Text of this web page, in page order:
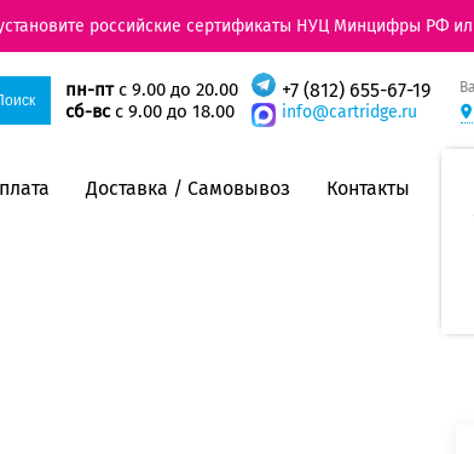
российские сертификаты НУЦ Минцифры РФ
пн-птс 9.00 до 20.00
сб-всс 9.00 до 18.00
+7 (812) 655-67-19
info@cartridge.ru
Доставка / Самовывоз Контакты